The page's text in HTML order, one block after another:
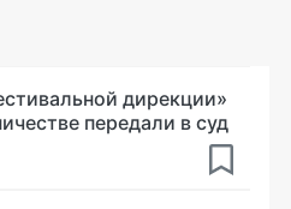
дирекции»
передали в суд